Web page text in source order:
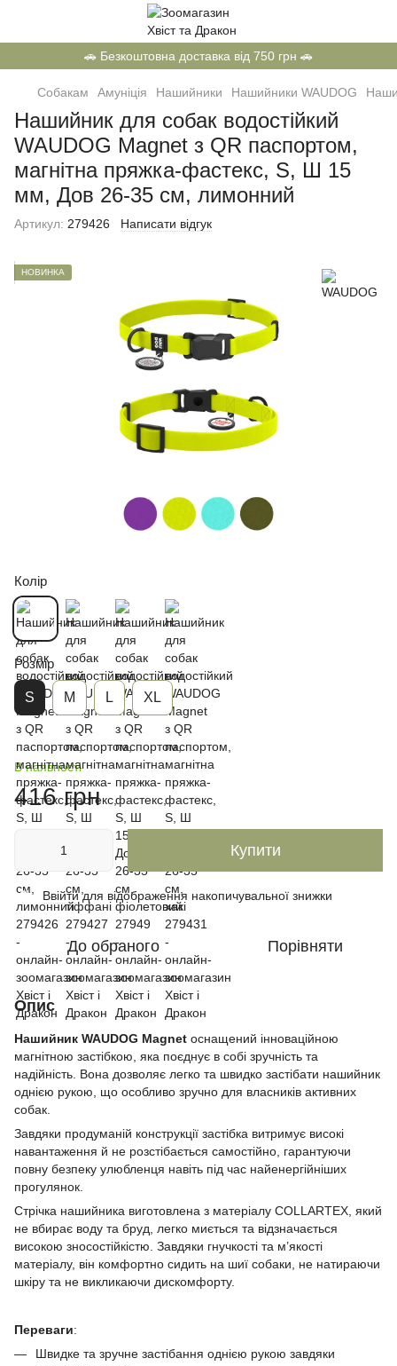
🚗 Безкоштовна доставка від 750 грн 🚗
Собакам Амуніція Нашийники Нашийники WAUDOG
Нашийник для собак водостійкий
WAUDOG Magnet з QR паспортом,
магнітна пряжка-фастекс, S, Ш 15
мм, Дов 26-35 см, лимонний
Артикул: 279426 Написати відгук
НОВИНКА
Колір
Розмір
S М L XL
В наявності
416 грн
Купити
% Ввійтидля відображення накопичувальної знижки
До обраного Порівняти
Опис
Нашийник WAUDOG Magnet оснащений інноваційною
магнітною застібкою, яка поєднує в собі зручність та
надійність. Вона дозволяє легко та швидко застібати нашийник
однією рукою, що особливо зручно для власників активних
собак.
Завдяки продуманій конструкції застібка витримує високі
навантаження й не розстібається самостійно, гарантуючи
повну безпеку улюбленця навіть під час найенергійніших
прогулянок.
Стрічка нашийника виготовлена з матеріалу COLLARTEX, який
не вбирає воду та бруд, легко миється та відзначається
високою зносостійкістю. Завдяки гнучкості та м’якості
матеріалу, він комфортно сидить на шиї собаки, не натираючи
шкіру та не викликаючи дискомфорту.
Переваги:
Швидке та зручне застібання однією рукою завдяки